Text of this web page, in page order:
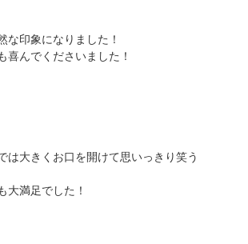
印象になりました！
んでくださいました！
大きくお口を開けて思いっきり笑う
大満足でした！